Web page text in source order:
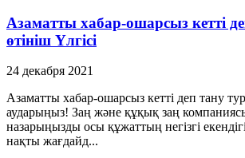
Азаматты хабар-ошарсыз кетті
өтініш Үлгісі
24 декабря 2021
Азаматты хабар-ошарсыз кетті деп тану
аударыңыз! Заң және құқық заң
назарыңызды осы құжаттың негізгі
нақты жағдайд...